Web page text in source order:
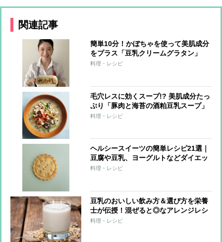
関連記事
簡単10分！かぼちゃを使って美肌成分
をプラス「豆乳クリームグラタン」
【市橋有里の美レシピ】
料理・レシピ
毛穴レスに効くスープ!? 美肌成分たっ
ぷり「豚肉と海苔の酒粕豆乳スープ」
レシピ
料理・レシピ
ヘルシースイーツの簡単レシピ21選｜
豆腐や豆乳、ヨーグルトなどダイエッ
ト中にもぴったり！
料理・レシピ
豆乳のおいしい飲み方＆選び方を栄養
士が伝授！混ぜると◎なアレンジレシ
ピも
料理・レシピ